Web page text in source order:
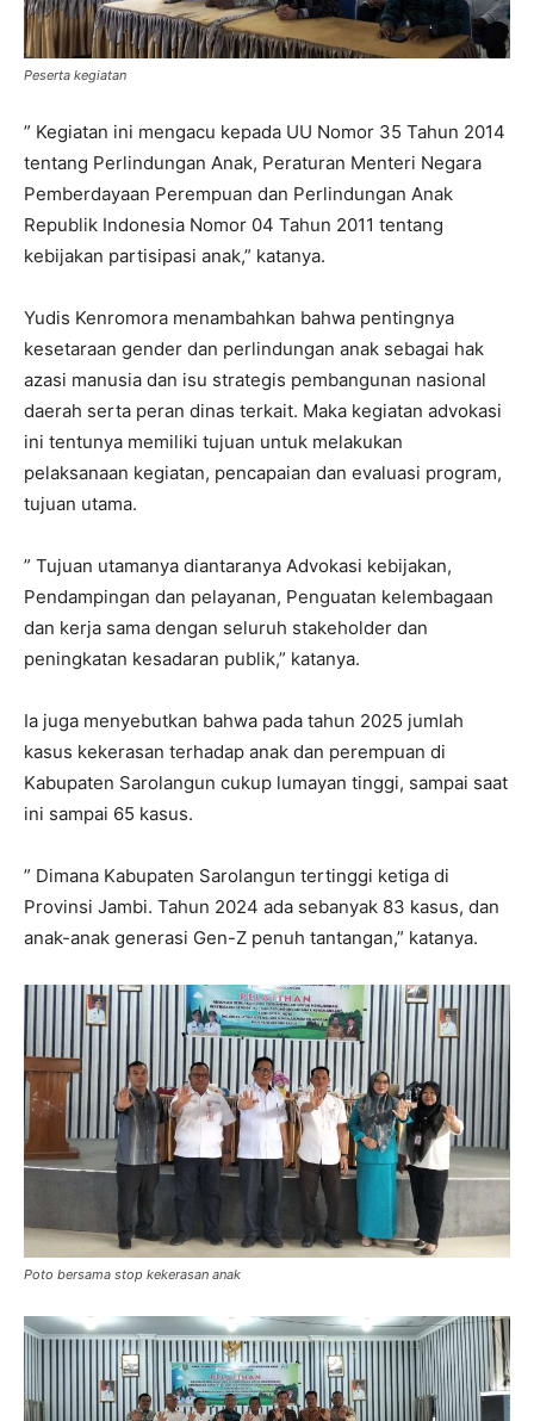
Peserta kegiatan
” Kegiatan ini mengacu kepada UU Nomor 35 Tahun 2014
tentang Perlindungan Anak, Peraturan Menteri Negara
Pemberdayaan Perempuan dan Perlindungan Anak
Republik Indonesia Nomor 04 Tahun 2011 tentang
kebijakan partisipasi anak,” katanya.
Yudis Kenromora menambahkan bahwa pentingnya
kesetaraan gender dan perlindungan anak sebagai hak
azasi manusia dan isu strategis pembangunan nasional
daerah serta peran dinas terkait. Maka kegiatan advokasi
ini tentunya memiliki tujuan untuk melakukan
pelaksanaan kegiatan, pencapaian dan evaluasi program,
tujuan utama.
” Tujuan utamanya diantaranya Advokasi kebijakan,
Pendampingan dan pelayanan, Penguatan kelembagaan
dan kerja sama dengan seluruh stakeholder dan
peningkatan kesadaran publik,” katanya.
Ia juga menyebutkan bahwa pada tahun 2025 jumlah
kasus kekerasan terhadap anak dan perempuan di
Kabupaten Sarolangun cukup lumayan tinggi, sampai saat
ini sampai 65 kasus.
” Dimana Kabupaten Sarolangun tertinggi ketiga di
Provinsi Jambi. Tahun 2024 ada sebanyak 83 kasus, dan
anak-anak generasi Gen-Z penuh tantangan,” katanya.
Poto bersama stop kekerasan anak